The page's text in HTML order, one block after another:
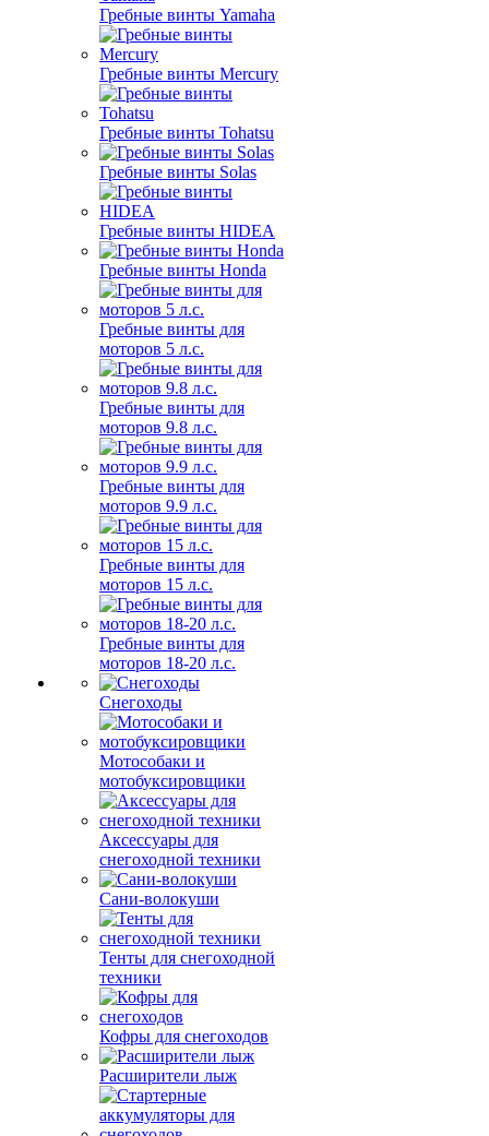
Гребные винты Yamaha
Гребные винты Mercury
Гребные винты Tohatsu
Гребные винты Solas
Гребные винты HIDEA
Гребные винты Honda
Гребные винты для
моторов 5 л.с.
Гребные винты для
моторов 9.8 л.с.
Гребные винты для
моторов 9.9 л.с.
Гребные винты для
моторов 15 л.с.
Гребные винты для
моторов 18-20 л.с.
Снегоходы
Мотособаки и
мотобуксировщики
Аксессуары для
снегоходной техники
Сани-волокуши
Тенты для снегоходной
техники
Кофры для снегоходов
Расширители лыж